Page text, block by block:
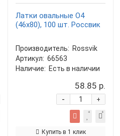
Латки овальные О4
(46х80), 100 шт. Россвик
Производитель: Rossvik
Артикул: 66563
Наличие: Есть в наличии
58.85 р.
+
-
Купить в 1 клик